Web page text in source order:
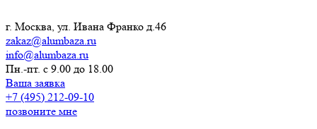
г. Москва, ул. Ивана Франко д.46
zakaz@alumbaza.ru
info@alumbaza.ru
Пн.-пт. с 9.00 до 18.00
Ваша заявка
+7 (495) 212-09-10
позвоните мне